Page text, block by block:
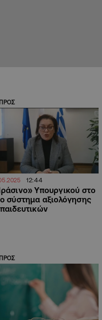
12:44
Υπουργικού στο
σύστημα αξιολόγησης